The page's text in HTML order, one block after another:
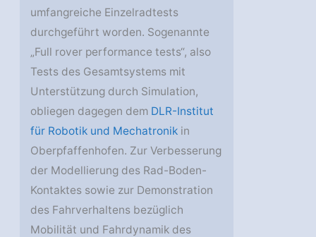
umfangreiche Einzelradtests
durchgeführt worden. Sogenannte
„Full rover performance tests“, also
Tests des Gesamtsystems mit
Unterstützung durch Simulation,
obliegen dagegen dem DLR-Institut
für Robotik und Mechatronik in
Oberpfaffenhofen. Zur Verbesserung
der Modellierung des Rad-Boden-
Kontaktes sowie zur Demonstration
des Fahrverhaltens bezüglich
Mobilität und Fahrdynamik des